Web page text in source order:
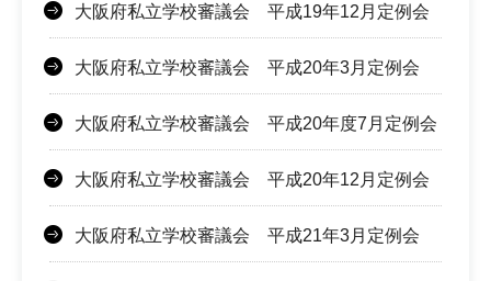
大阪府私立学校審議会 平成19年12月定例会
大阪府私立学校審議会 平成20年3月定例会
大阪府私立学校審議会 平成20年度7月定例会
大阪府私立学校審議会 平成20年12月定例会
大阪府私立学校審議会 平成21年3月定例会